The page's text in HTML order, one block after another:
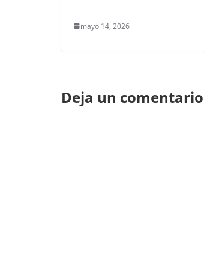
mayo 14, 2026
Deja un comentario